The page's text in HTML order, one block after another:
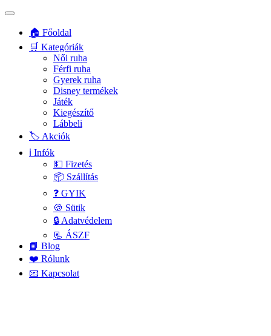
🏠 Főoldal
🛒 Kategóriák
Női ruha
Férfi ruha
Gyerek ruha
Disney termékek
Játék
Kiegészítő
Lábbeli
🏷️ Akciók
ℹ️ Infók
💵 Fizetés
📦 Szállítás
❓ GYIK
🍪 Sütik
🔒 Adatvédelem
📃 ÁSZF
📙 Blog
❤️ Rólunk
📧 Kapcsolat